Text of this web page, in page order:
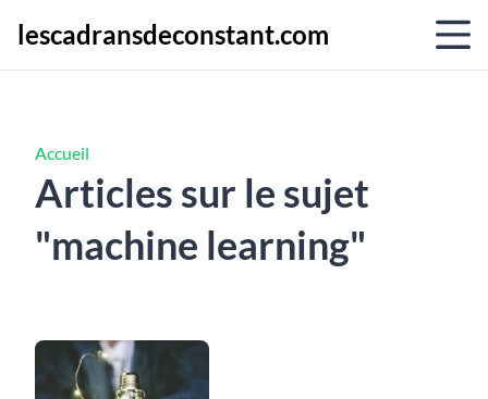
lescadransdeconstant.com
Accueil
Articles sur le sujet
"machine learning"